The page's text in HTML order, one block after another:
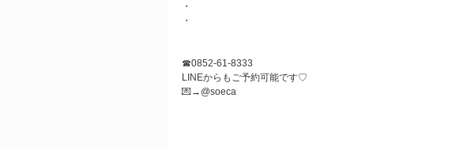
・
・
☎︎0852-61-8333
LINEからもご予約可能です♡
💌→@soeca